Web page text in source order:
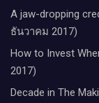
A jaw-dropping
ธันวาคม 2017)
How to Invest
2017)
Decade in The